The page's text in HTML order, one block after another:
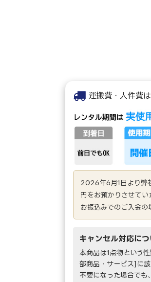
運搬費・人件費
2026年6月1日より弊
円をお預かりさせてい
お振込みでのご入金の
キャンセル対応につ
本商品は1点物という
部商品・サービス]に
不要になった場合でも